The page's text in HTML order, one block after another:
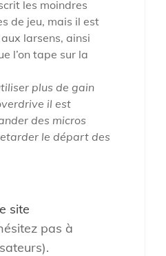
les moindres
de jeu, mais il est
larsens, ainsi
l’on tape sur la
plus de gain
il est
des micros
le départ des
site
pas à